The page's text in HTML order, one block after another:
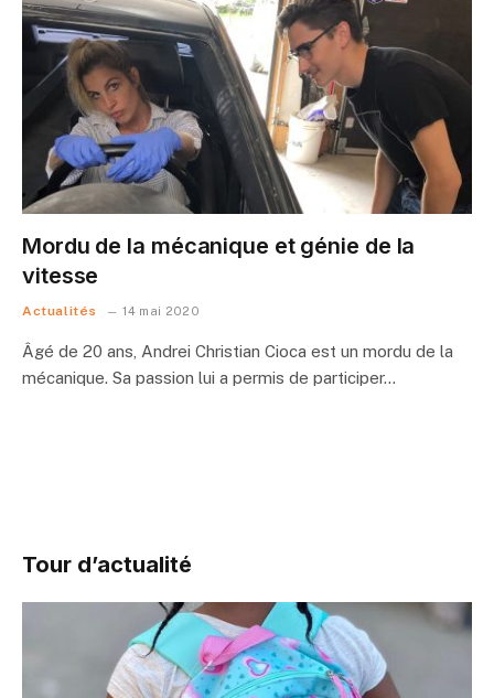
Mordu de la mécanique et génie de la
vitesse
Actualités 14 mai 2020
Âgé de 20 ans, Andrei Christian Cioca est un mordu de la
mécanique. Sa passion lui a permis de participer…
Tour d’actualité